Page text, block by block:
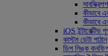
কীভাবে
কীভাবে
iOS ইন্টারেক্টিভ
কাস্টম ডেটা পাঠান
ডিপ লিঙ্ক